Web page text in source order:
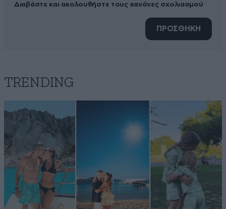
Διαβάστε και ακολουθήστε τους κανόνες σχολιασμού
ΠΡΟΣΘΗΚΗ
TRENDING